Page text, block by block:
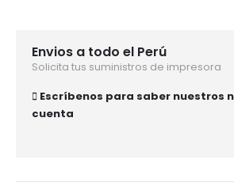
Envios a todo el Perú
Solicita tus suministros de impresora
Escríbenos para saber nuestros
cuenta